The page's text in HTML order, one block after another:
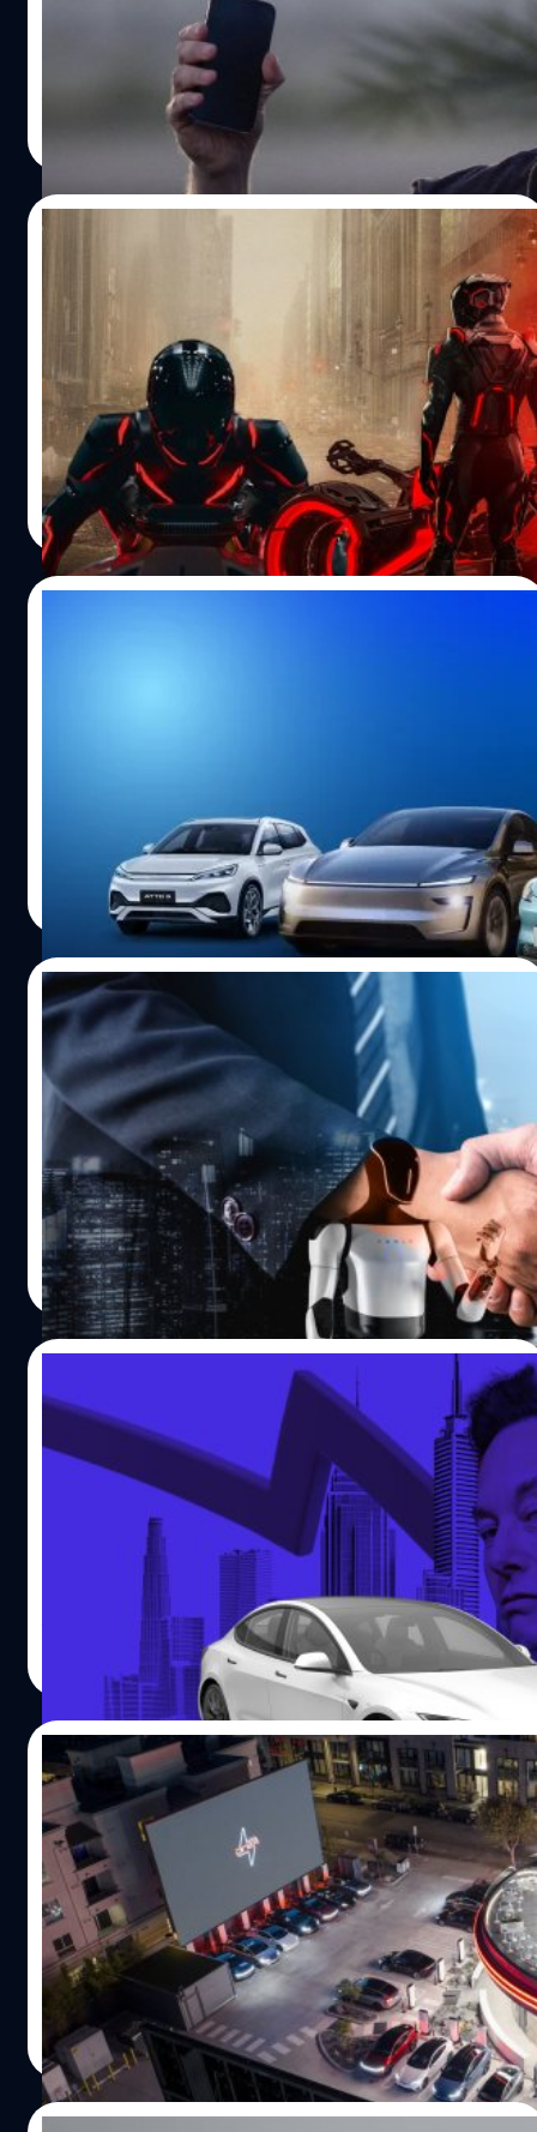
หุ้นในช่วงท้ายของการประชุมแถลงผลประกอบการ เพื่อขอให้
อนุมัติแพ็กเกจค่าตอบแทนชุดใหม่ ซึ่งอาจมีมูลค่าสูงถึง 1 ล้าน
ล้านเหรียญสหรัฐฯ โดยเขาให้เหตุผลว่า ข้อเสนอนี้ไม่ใช่แค่
เรื่องเงิน แต่เป็นเรื่องของการมีอำนาจในการโหวตที่เพียงพอ
ต่อการตัดสินใจทิศทางของบริษัท หากได้รับการอนุมัติ แพ็ก
เกจนี้จะมอบหุ้นให้มัสก์สูงสุดถึง 12% ของหุ้น Tesla ซึ่งอาจมี
มูลค่าประมาณ 1 ล้านล้านเหรียญสหรัฐฯ หากบริษัทสามารถ
บรรลุเป้าหมายมูลค่าตลาดที่ทะเยอทะยานที่ 8.5 ล้านล้าน
เหรียญสหรัฐฯ ภายใน 10 ปี (ปัจจุบันมูลค่าตลาดของ Tesla
อยู่ที่ประมาณ 1.38 ล้านล้านเหรียญสหรัฐฯ) สิ่งที่มัสก์ต้องการ
คือการเพิ่มอำนาจการโหวตให้มีอิทธิพลเพียงพอ แต่ไม่มากถึง
ขนาดที่มัสก์จะถูกไล่ออกไม่ได้ หากเขาเสียสติ คณะกรรมการ
บริหารของ Tesla สนับสนุนข้อเสนอค่าตอบแทนนี้ โดยระบุว่า
"การรั้งตัวและสร้างแรงจูงใจให้กับอีลอน เป็นพื้นฐานสำคัญที่
Tesla จะบรรลุเป้าหมายเหล่านี้ และก้าวขึ้นเป็นบริษัทที่มีมูลค่า
มากที่สุดในประวัติศาสตร์"
ธีรภัทร์ ธีระโรจนพงษ์| 288 days ago
10/10/2025
Tron: Ares จากจินตนาการสู่ความจริง
เทคโนโลยี AI ที่อาจเกิดขึ้นเร็วกว่าที่คิด ?
หลายคนคงเห็นกระแสจักรวาลของ Tron: Ares กันมาแล้ว
บอกเลยว่ารอบนี้อาจจะทำให้ทุกคนตราตรึงกว่าที่เคย เพราะ
เป็นการคัมแบ็กหลักจากหายไปนานกว่า 15 ปี นับจาก Tron:
Legacy พล็อตเรื่องของซีรีส์นี้ค่อนข้างน่าสนใจ เพราะบอกเล่า
เกี่ยวกับการที่ “มนุษย์สามารถหลุดเข้าไปในโลกดิจิทัล แล้ว
สามารถกลับออกมาได้” ในขณะเดียวกัน “AI ก็สามารถทำได้
เหมือนกัน AI สามารถหลุดจากโลกดิจิทัล มาสู่โลกแห่งความ
เป็นจริงได้” ซึ่งคล้ายกับเทรนด์ของเทคโนโลยีที่โลกเราทุกวันนี้
กำลังพัฒนาอยู่ บทความนี้ BT beartai จะพาไปวิเคราะห์ถึง
เอง ในคลิปตัวอย่างเราจะเห็นว่าตัวละคร แอรีส (Ares) ที่เป็น
AI สามารถมีตัวตนที่จับต้องได้ในโลกจริง หลายคนอาจคิดว่า
มันเป็นไปไม่ได้หรอก…
อมลวรรณ ศรัทธานนท์ | 301 days ago
Read More
เพราะรายละเอียดกับราคา ก็ค่อนข้างต่างจากรถยนต์สันดาป
พอสมควร ในปี 2025 นี้ บริษัทประกันภัยต่าง ๆ ก็ได้ออก
ผลิตภัณฑ์ที่ตอบโจทย์ผู้ใช้รถ EV มากขึ้น BT beartai ชวนมา
สำรวจและรวบรวมมาให้ทุกคนดูกันแล้ว ว่าเบี้ยประกันแต่ละ
เจ้าราคาเท่าไหร่ และมีจุดเด่นด้านไหนกันบ้าง เพื่อให้ผู้ใช้และ
ผู้ที่สนใจรถ EV ได้พิจารณาเรื่องความคุ้มค่ากันอีกที เบี้ย
ประกันภัยรถไฟฟ้า อัปเดตปลายปี 2025 ข้อมูลทั้งหมดเป็นเบี้ย
ประกันชั้น 1 สำหรับรถยนต์ไฟฟ้าที่มีความแตกต่างกันอย่าง
ชัดเจนตามยี่ห้อและรุ่นของรถ และสามารถแบ่งกลุ่มราคาได้
ดังนี้ อย่างไรก็ตาม ในแต่ละช่วงราคาประกันอาจมีการปรับ
เปลี่ยน ควรเช็กราคาจากหน้าเว็บไซต์ทางการของประกันแต่
บริษัทเสมอ จุดเด่นแต่ละบริษัทประกันภัย แต่ละเจ้ามีดีเรื่อง
อะไรบ้าง ? เมื่อมองลึกลงไปในรายละเอียด จะพบว่าแต่ละ
บริษัทมีจุดเด่นที่แตกต่างกัน เพื่อดึงดูดเจ้าของรถ EV ใน
แต่ละกลุ่ม ธนชาตประกันภัย จะมีจุดเด่นด้านความคุ้มครองที่
ตอบโจทย์ เช่น เงินชดเชยค่าเดินทางระหว่างซ่อม ก็เป็นอะไรที่
ค่อนข้างเหมาะกับผู้ที่เน้นความคุ้มค่าและความมั่นคงของ
บริษัท แอกซ่าประกันภัย (AXA) ความคุ้มครองที่เด่น ๆ เลยคือ
อุปกรณ์ต่าง ๆ ของรถ EV เช่น…
อมลวรรณ ศรัทธานนท์| 302 days ago
Read More
29/07/2025
Elon Musk เคาะ Samsung ผลิตชิป AI รุ่นต่อ
ไปให้ Tesla มูลค่ากว่า 16,500 ล้านเหรียญ
สหรัฐฯ
จะเรียกว่าเคาะก็ไม่ถูกทั้งหมด เพราะนี่เป็นการร่วมมือกัน
พัฒนาของบริษัทยักษ์ใหญ่อย่าง Samsung Electronics และ
Tesla ที่ได้ประกาศเซ็นสัญญาผลิตชิปมูลค่าสูงถึง 16,500
ล้านเหรียญสหรัฐฯ แม้จะยังไม่เปิดเผยชื่อลูกค้ารายใหญ่
ทั้งหมด แต่ล่าสุด อีลอน มัสก์ (Elon Musk) ซีอีโอของ Tesla
ได้ออกมายืนยันแล้วว่า Tesla คือคู่สัญญาหลักในดีลนี้ ตาม
เอกสารที่ Samsung ยื่นต่อตลาดหลักทรัพย์เกาหลีใต้ก่อน
หน้านี้ ไม่มีการเปิดเผยชื่อ Tesla เพราะเหตุผลด้านความลับ
ทางธุรกิจตามคำร้องขอของลูกค้า ทว่าภายหลัง มัสก์ ได้ออก
มาโพสต์ยืนยันผ่าน X ว่า “โรงงานแห่งใหม่ของ Samsung ใน
รัฐเท็กซัส จะมุ่งผลิตชิป AI6 ให้ Tesla อย่างเต็มกำลัง เพราะ
เป็นโครงการที่มีความสำคัญเชิงกลยุทธ์อย่างมาก” มัสก์ ยัง
ระบุว่า ขณะนี้ Samsung รับหน้าที่ผลิตชิปรุ่น AI4 ให้ Tesla อยู่
ส่วนรุ่น AI5 จะผลิตโดย TSMC โดยเริ่มที่ไต้หวัน ก่อนจะขยาย
ไปสู่รัฐแอริโซนาในสหรัฐฯ…
อมลวรรณ ศรัทธานนท์ | 375 days ago
Read More
Tesla ประกาศงบ Q2 รายได้ต่ำ กำไรพลาดเป้า
ลุยผลิตรถรุ่นประหยัดชนวิกฤต
Tesla รายงานผลประกอบการไตรมาส 2 ปี 2025 ต่ำกว่าที่นัก
วิเคราะห์คาด ทั้งรายได้และกำไร แม้จะยังคงแผนเปิดสายการ
ผลิตรถยนต์ไฟฟ้าราคาประหยัดในช่วงครึ่งหลังของปีหน้า
และยืนยันว่า Robotaxi แบบไร้คนขับจะเข้าสู่การผลิตเชิง
พาณิชย์ในปี 2026 รายได้รวมของ Tesla อยู่ที่ 22,500 ล้าน
เหรียญสหรัฐฯ หรือประมาณ 742,500 ล้านบาท ลดลง 12%
จากปีก่อน และต่ำกว่าที่ Bloomberg คาดไว้ที่ 22,640 ล้าน
เหรียญสหรัฐฯ ขณะที่กำไรต่อหุ้นอยู่ที่ 0.40 เหรียญสหรัฐฯ
เทียบกับที่นักวิเคราะห์คาดไว้ที่ 0.42 เหรียญสหรัฐฯ โดยราย
ได้จากการขายเครดิตคาร์บอนลดลงเกือบครึ่งเหลือเพียง 439
ล้านเหรียญสหรัฐฯ จาก 890 ล้านเหรียญสหรัฐฯ ในปีก่อน
สะท้อนผลกระทบจากกฎหมาย One Big Beautiful Bill ซึ่งมุ่ง
เป้าสนับสนุนโครงการพลังงานสะอาดที่เพิ่งผ่านสภาคองเกรส
ไตรมาสนี้ Tesla ส่งมอบรถยนต์รวมทั่วโลกเพียง 384,122 คัน
ลดลง 13.5% เมื่อเทียบกับปีก่อน…
ธีรภัทร์ ธีระโรจนพงษ์ | 380 days ago
22/07/2025
Tesla Diner เปิดแล้ว ! แถมมีพนักงานเป็น
โรบอตเหมือนในหนังไซไฟเป๊ะ
เมื่อวานที่ฮอลลีวูด แคลิฟอร์เนีย อีลอน มัสก์ (Elon Musk) ได้
เปิดร้านอาหาร (Diner) สไตล์อเมริกันภายใต้คอนเซปต์
Retro-Futuristic อย่างเป็นทางการ
กานต์สิรี บัววิชัยศิลป์| 382 days ago
Read More